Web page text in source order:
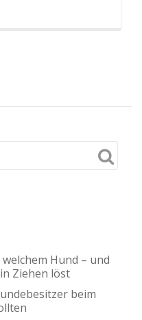
Hund – und
Ziehen löst
beim